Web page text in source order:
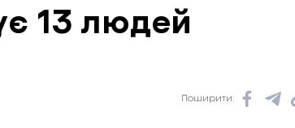
13 людей
Поширити: